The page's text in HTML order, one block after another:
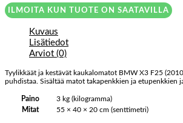
ILMOITA KUN TUOTE ON SAATAVILLA
Kuvaus
Lisätiedot
Arviot (0)
Tyylikkäät ja kestävät kaukalomatot BMW X3 F25
puhdistaa. Sisältää matot takapenkkien ja etupenkkien
Paino
3 kg (kilogramma)
Mitat
55 × 40 × 20 cm (senttimetri)